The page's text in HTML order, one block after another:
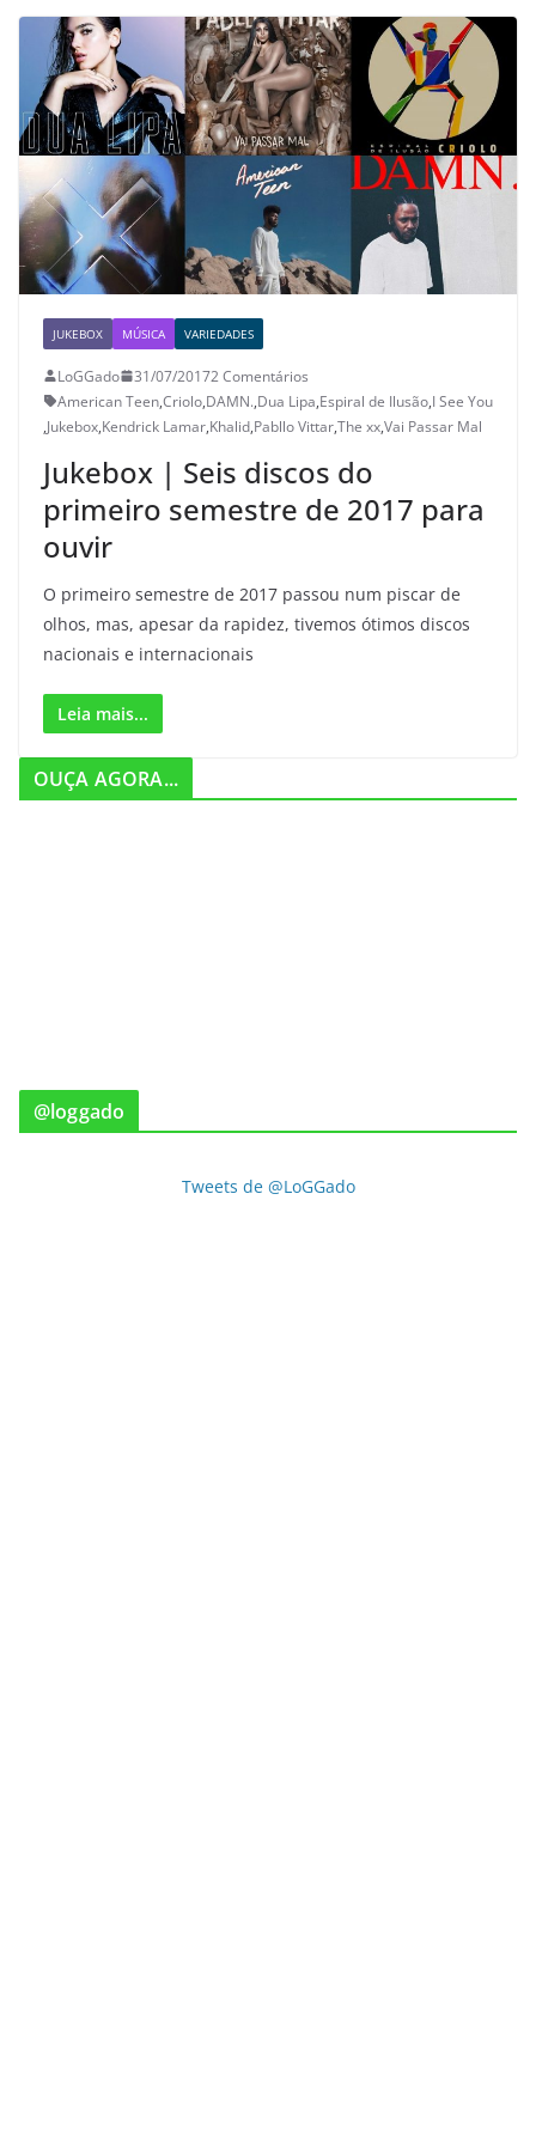
JUKEBOX MÚSICA VARIEDADES
LoGGado 31/07/20172 Comentários
American Teen,Criolo,DAMN.,Dua Lipa,Espiral de Ilusão,I See You
,Jukebox,Kendrick Lamar,Khalid,Pabllo Vittar,The xx,Vai Passar Mal
Jukebox | Seis discos do
primeiro semestre de 2017 para
ouvir
O primeiro semestre de 2017 passou num piscar de
olhos, mas, apesar da rapidez, tivemos ótimos discos
nacionais e internacionais
Leia mais...
OUÇA AGORA...
@loggado
Tweets de @LoGGado